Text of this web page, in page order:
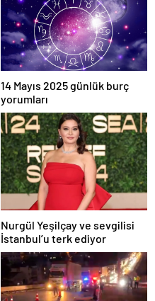
14 Mayıs 2025 günlük burç
yorumları
Nurgül Yeşilçay ve sevgilisi
İstanbul’u terk ediyor